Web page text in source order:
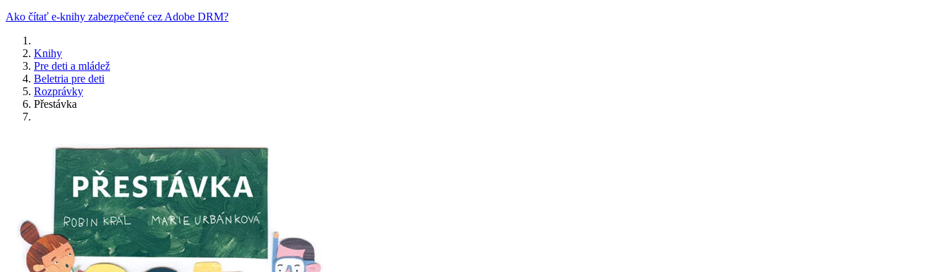
Ako čítať e-knihy zabezpečené cez Adobe DRM?
Knihy
Pre deti a mládež
Beletria pre deti
Rozprávky
Přestávka